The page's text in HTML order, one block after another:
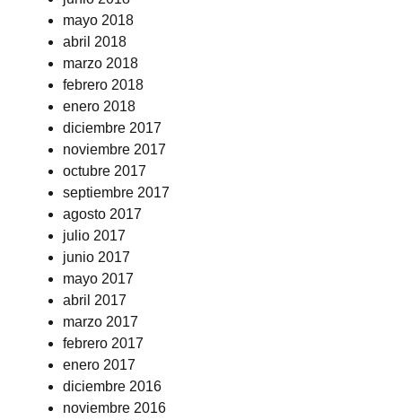
mayo 2018
abril 2018
marzo 2018
febrero 2018
enero 2018
diciembre 2017
noviembre 2017
octubre 2017
septiembre 2017
agosto 2017
julio 2017
junio 2017
mayo 2017
abril 2017
marzo 2017
febrero 2017
enero 2017
diciembre 2016
noviembre 2016